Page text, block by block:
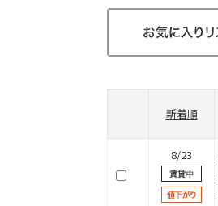
新着順
8/23